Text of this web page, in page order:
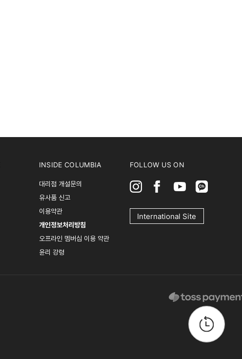
INSIDE COLUMBIA
대리점 개설문의
유사품 신고
이용약관
개인정보처리방침
오프라인 멤버십 이용 약관
윤리 강령
FOLLOW US ON
International Site